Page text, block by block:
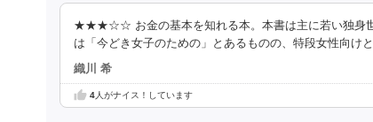
★★★☆☆ お金の基本を知れる本。本書は主に若い独身世
は「今どき女子のための」とあるものの、特段女性向け
織川 希
4人がナイス！しています